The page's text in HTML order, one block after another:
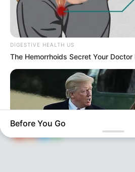
KEÇİDLƏR
Ana səhifə
HAQQIMIZDA
ƏLAQƏ
REKLAM
ƏLAQƏ
E-mail:
DIGESTIVE HEALTH US
The Hemorrhoids Secret Your
Before You Go